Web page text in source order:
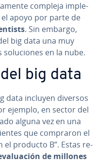
compleja im­ple­
apoyo por parte de
. Sin embargo,
big data una muy
en la nube.
big data
data incluyen diversos
ejemplo, en sector del
alguna vez en una
que compraron el
producto B”. Estas re­
de millones